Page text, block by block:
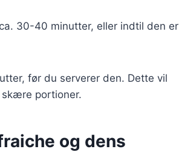
30-40 minutter, eller indtil den er
før du serverer den. Dette vil
portioner.
og dens